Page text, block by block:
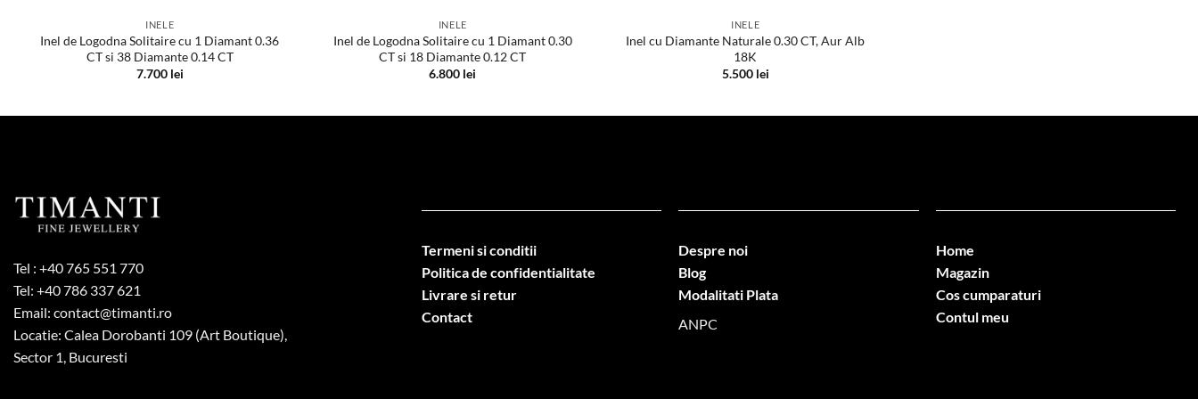
INELE
Inel de Logodna Solitaire cu 1 Diamant 0.36
CT si 38 Diamante 0.14 CT
7.700 lei
INELE
Inel de Logodna Solitaire cu 1 Diamant 0.30
CT si 18 Diamante 0.12 CT
6.800 lei
INELE
Inel cu Diamante Naturale 0.30 CT, Aur Alb
18K
5.500 lei
Tel : +40 765 551 770
Tel: +40 786 337 621
Email: contact@timanti.ro
Locatie: Calea Dorobanti 109 (Art Boutique),
Sector 1, Bucuresti
Termeni si conditii
Politica de confidentialitate
Livrare si retur
Contact
Despre noi
Blog
Modalitati Plata
ANPC
Home
Magazin
Cos cumparaturi
Contul meu